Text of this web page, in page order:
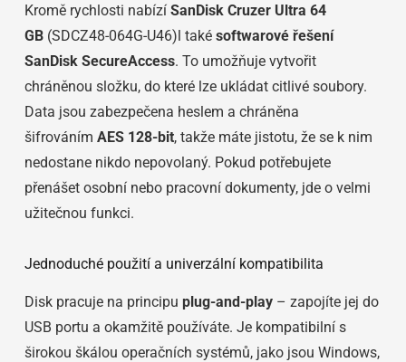
Kromě rychlosti nabízíSanDisk Cruzer Ultra 64
GB (SDCZ48-064G-U46)l takésoftwarové řešení
SanDisk SecureAccess. To umožňuje vytvořit
chráněnou složku, do které lze ukládat citlivé soubory.
Data jsou zabezpečena heslem a chráněna
šifrovánímAES 128-bit, takže máte jistotu, že se k nim
nedostane nikdo nepovolaný. Pokud potřebujete
přenášet osobní nebo pracovní dokumenty, jde o velmi
užitečnou funkci.
Jednoduché použití a univerzální kompatibilita
Disk pracuje na principuplug-and-play – zapojíte jej do
USB portu a okamžitě používáte. Je kompatibilní s
širokou škálou operačních systémů, jako jsou Windows,